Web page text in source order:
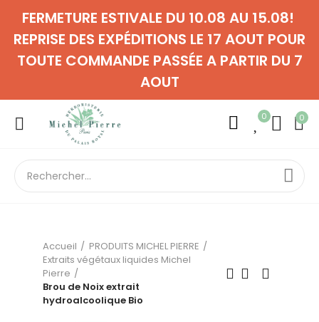
FERMETURE ESTIVALE DU 10.08 AU 15.08!
REPRISE DES EXPÉDITIONS LE 17 AOUT POUR
TOUTE COMMANDE PASSÉE A PARTIR DU 7
AOUT
0 0
Accueil
PRODUITS MICHEL PIERRE
Extraits végétaux liquides Michel
Pierre
Brou de Noix extrait
hydroalcoolique Bio